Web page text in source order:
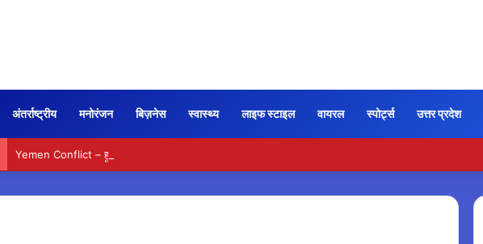
अंतर्राष्ट्रीय मनोरंजन बिज़नेस स्वास्थ्य लाइफ स्टाइल वायरल स्पोर्ट्स उत्तर प्रदेश
Yemen Conflict – हूती हमलों में यमन के 30 सैनिकों की हुई मौत, बढ़ा तनाव…